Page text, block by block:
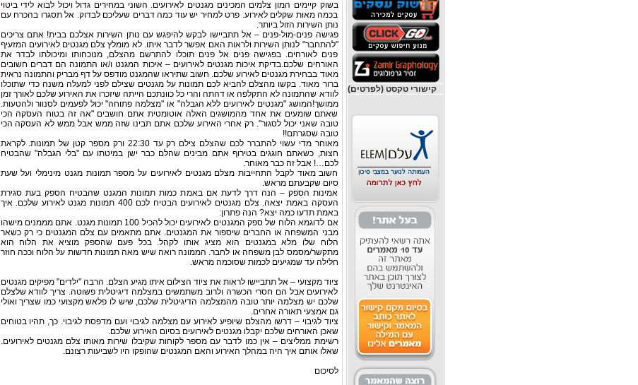
קישורי טקסט (לפרטים)
בשוק קיימים המון צלמים המכינים מגנטים לאירועים. השוני במחירים גדול ויכול לבוא לידי ביטוי
בכמה מאות שקלים לאירוע. פרט למחיר יש עוד כמה דברים שעליכם לבדוק. אל תסגרו בהכרח עם
נותן השירות הזול ביותר.
פגישה פנים-מול-פנים – אל תתביישו לבקש להיפגש עם נותן השירות אצלכם בבית! אתם צריכים
"להתחבר" לנותן השירות ולראות האם אפשר לדבר איתו. לא מומלץ צלם מגנטים לאירועים המזעיף
פנים לאורחים. בפגישה פנים אל פנים תוכלו להתרשם מהצלם, מנוכחותו ומיכולתו לבדר את
האורחים שלכם.בדיקת איכות מגנטים לאירועים – איכות המגנט ו/או התמונה הם דברים חשובים
מאוד בבחירת מגנטים לאירוע שלכם. חשוב שתיראו שהמגנט מודפס על דף מבריק והתמונה נראית
ברור מאוד. בקשו מהצלם להביא לכם תמונות על מגנטים שצילם לפני למעלה משנה כדי שתוכלו
לוודא שהתמונה לא התקלפה או דהתה והרי כל כוונתכם הייתה שיזכרו את האירוע שלכם לאורך זמן
ממושך!המושג "מגנטים לאירועים ללא הגבלה" או "מצלמה פתוחה" יכול לפעמים לסנוור ולהטעות.
שאתם שומעים את אחד מהמושגים האלה אוטומטית אתם חושבים "אה זה בטוח העסקה הכי
טובה שאני יכול לסגור". רק אחרי האירוע שלכם אתם תבינו שזה ממש אבל ממש לא העסקה הכי
טובה שסגרתם!!
מאוחר מדי עשוי להתברר לכם שהצלם צילם רק עד 22:30 ורק מספר קטן של תמונות. לקראת
חצות, כשאתם חוגגים בטירוף אתם מבינים שהלם כבר ישן במיטתו עם "בלי הגבלה" שהבטיח
לכם…! אבל זה כבר מאוחר.
חשוב מאוד לקבל התחייבות מצלם מגנטים לאירועים על מספר תמונות מגנט מינימלי ועל שעת
סיום שקבעתם מראש.
אמינות הספק – הנה דרך לדעת אם באמת כמות תמונות המגנט שהבטיח הספק בעת סגירת
העסקה באמת יצאה. צלם מגנטים לאירועים הבטיח לכם 400 תמונות מגנט לאירוע שלכם. איך
באמת תדעו כמה יצא? הנה פתרון:
אם לדוגמא הלוח של ספק המגנטים לאירועים יכול להכיל 100 תמונות מגנט. אתם מממנים מישהו
מבני המשפחה או החברים שיספור את המגנטים. אתם מתאמים עם צלם המגנטים כי רק כשאר
הלוח שלו מלא במגנטים הוא מציג אותו לקהל. בכל פעם שהספק מוציא את הלוח הוא
מתקשר/מסמס לבן משפחה או לחבר. הממונה רואה שיש מאה תמונות חדשות על הלוח וככה חוזר
חלילה עד שמגיעים לכמות שסוכמה מראש.
ציוד מקצועי – אל תתביישו לראות את ציוד הצילום איתו מגיע הצלם. הרבה "ילדים" מפיקים מגנטים
לאירועים אבל הם חסרי הכשרה ולרוב משתמשים במצלמה דיגיטלית פשוטה. צריך לוודא שלצלם
שלכם יש מצלמה יותר טובה מהמצלמה הדיגיטלית שלכם, שיש לו פלאש מקצועי כמו שצריך ואולי
גם אמצעי תאורה אחרים.
ציוד לגיבוי – דרשו מהצלם שיופיע לאירוע עם מצלמה לגיבוי ועם מדפסת לגיבוי. כך, תהיו בטוחים
שאכן האורחים שלכם יקבלו מגנטים לאירועים בסיום האירוע שלכם.
רשימת ממליצים – אין כמו לדבר עם מספר לקוחות שקיבלו שירות מאותו צלם מגנטים לאירועים.
שאלו אותם איך היה במהלך האירוע והאם המגנטים שהופקו היו לשביעות רצונם.
לסיכום